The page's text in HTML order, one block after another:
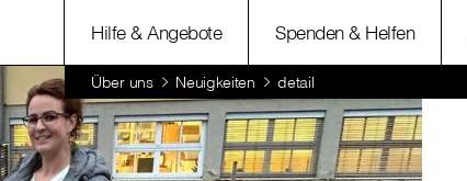
Hilfe & Angebote Spenden & Helfen
Über uns Neuigkeiten detail